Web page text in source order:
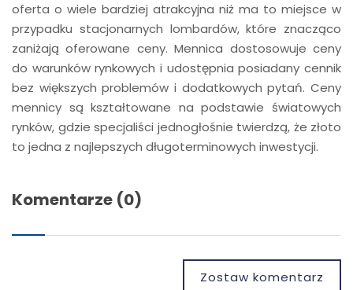
oferta o wiele bardziej atrakcyjna niż ma to miejsce w
przypadku stacjonarnych lombardów, które znacząco
zaniżają oferowane ceny. Mennica dostosowuje ceny
do warunków rynkowych i udostępnia posiadany cennik
bez większych problemów i dodatkowych pytań. Ceny
mennicy są kształtowane na podstawie światowych
rynków, gdzie specjaliści jednogłośnie twierdzą, że złoto
to jedna z najlepszych długoterminowych inwestycji.
Komentarze (0)
Zostaw komentarz